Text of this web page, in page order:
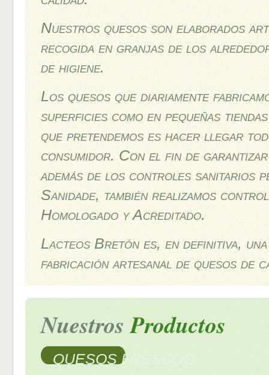
Nuestros quesos son elaborados
recogida en granjas de los
de higiene.
Los quesos que diariamente
superficies como en pequeñas
que pretendemos es hacer llegar
consumidor. Con el fin de
además de los controles sanitarios
Sanidade, también realizamos
Homologado y Acreditado.
Lacteos Bretón es, en definitiva, una
fabricación artesanal de quesos de
Nuestros Productos
QUESOS FRESCOS